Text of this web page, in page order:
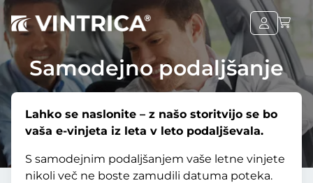
Samodejno podaljšanje
Lahko se naslonite – z našo storitvijo se bo
vaša e-vinjeta iz leta v leto podaljševala.
S samodejnim podaljšanjem vaše letne vinjete
nikoli več ne boste zamudili datuma poteka.